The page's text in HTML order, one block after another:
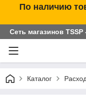
По наличию
Сеть магазинов
Каталог